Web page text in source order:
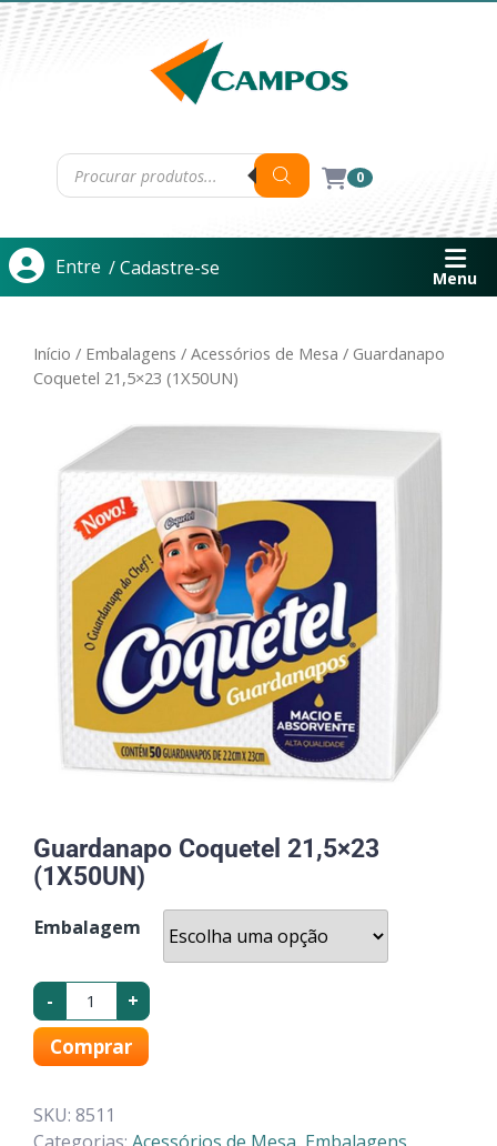
0
Entre / Cadastre-se Menu
Início / Embalagens / Acessórios de Mesa / Guardanapo
Coquetel 21,5×23 (1X50UN)
Guardanapo Coquetel 21,5×23
(1X50UN)
Embalagem
- +
Comprar
SKU: 8511